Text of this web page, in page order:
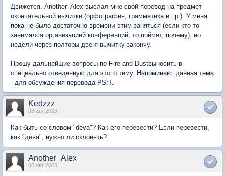
Движется. Another_Alex выслал мне свой перевод на предмет
окончательной вычитки (орфография, грамматика и пр.). У меня
пока не было достаточно времени этим заняться (если кто-то
занимался организацией конференций, то поймет, почему), но
недели через полторы-две я вычитку закончу.
Прошу дальнейшие вопросы по Fire and Dustвыносить в
специально отведенную для этого тему. Напоминаю: данная тема
- для обсуждения перевода PS:T.
Kedzzz
08 авг 2003
Как быть со словом "deva"? Как его перевести? Если перевести,
как "дева", нужно ли склонять?
Another_Alex
08 авг 2003